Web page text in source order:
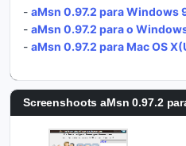
- aMsn 0.97.2 para Windows
- aMsn 0.97.2 para o
- aMsn 0.97.2 para Mac OS
Screenshoots aMsn 0.97.2